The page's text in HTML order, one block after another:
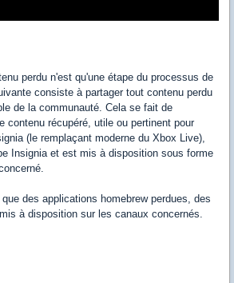
perdu n'est qu'une étape du processus de
consiste à partager tout contenu perdu
de la communauté. Cela se fait de
contenu récupéré, utile ou pertinent pour
(le remplaçant moderne du Xbox Live),
Insignia et est mis à disposition sous forme
des applications homebrew perdues, des
à disposition sur les canaux concernés.